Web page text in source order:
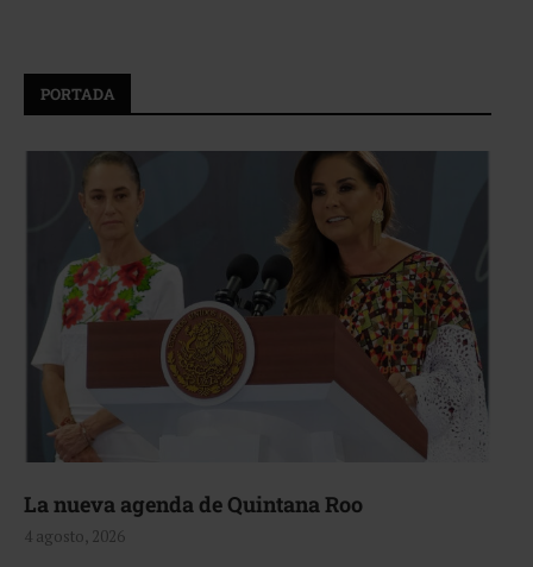
PORTADA
La nueva agenda de Quintana Roo
4 agosto, 2026